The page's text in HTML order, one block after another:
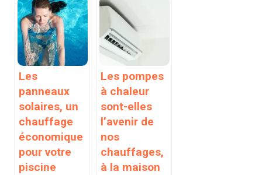
Les
panneaux
solaires, un
chauffage
économique
pour votre
piscine
Les pompes
à chaleur
sont-elles
l’avenir de
nos
chauffages,
à la maison